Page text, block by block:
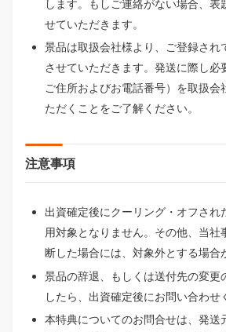
します。もしご連絡がない場合、表
せていただきます。
景品は取扱会社様より、ご登録され
させていただきます。発送に際し必
ご住所およびお電話番号）を取扱会
ただくことをご了解ください。
注意事項
出資確定後にクーリング・オフされ
用対象となりません。その他、当社
断した場合には、対象外とする場合
景品の辞退、もしくは送付先の変更
したら、出資確定後にお問い合わせ
本特典についてのお問合せは、発送